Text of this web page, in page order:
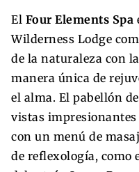
El Four Elements Spa
Wilderness Lodge
de la naturaleza con
manera única de
el alma. El pabellón
vistas impresionantes
con un menú de
de reflexología, como